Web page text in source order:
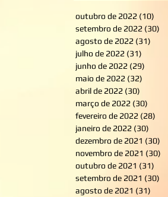
outubro de 2022 (10)
setembro de 2022 (30)
agosto de 2022 (31)
julho de 2022 (31)
junho de 2022 (29)
maio de 2022 (32)
abril de 2022 (30)
março de 2022 (30)
fevereiro de 2022 (28)
janeiro de 2022 (30)
dezembro de 2021 (30)
novembro de 2021 (30)
outubro de 2021 (31)
setembro de 2021 (30)
agosto de 2021 (31)